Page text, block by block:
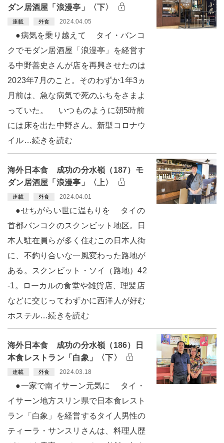
ダン居酒屋「浪漫亭」〈下〉
連載 外食 2024.04.05
●病気を乗り越えて タイ・バンコ
クでモダン居酒屋「浪漫亭」を経営す
る中野善史さんが店を再興させたのは
2023年7月のこと。そのわずか1年3ヵ
月前は、急な病気で死のふちをさまよ
っていた。 いつものように朝5時前
には床を出た中野さん。新型コロナウ
イル…続きを読む
海外日本食 成功の分水嶺（187）モ
ダン居酒屋「浪漫亭」〈上〉
連載 外食 2024.04.01
●せちがらい世に温もりを タイの
首都バンコクのスクンビット地区。日
本人駐在員らが多く住むこの日本人街
に、不釣り合いな一風変わった路地が
ある。スクンビット・ソイ（路地）42
-1。ローカルの食堂や雑貨店、理髪店
などに交じってわずかに西洋人が好む
ホステル…続きを読む
海外日本食 成功の分水嶺（186）日
本食レストラン「白象」〈下〉
連載 外食 2024.03.18
●一家で南イサーン元気に タイ・
イサーン地方スリン県で日本食レスト
ラン「白象」を経営するタイ人男性の
ティーラ・サンスリさんは、料理人歴